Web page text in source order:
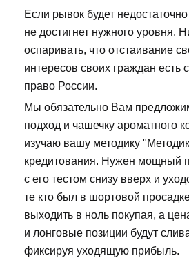
Если рывок будет
не достигнет нужного уровня.
оспаривать, что отстаивание
интересов своих граждан есть
право России.
Мы обязательно Вам
подход и чашечку ароматного
изучаю вашу методику
кредитования. Нужен мощный
с его тестом снизу вверх и
те кто был в шортовой
выходить в ноль покупая, а
и лонговые позиции будут
фиксируя уходящую прибыль.